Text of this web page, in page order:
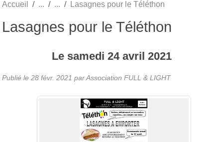
Accueil Lasagnes pour le Téléthon
Lasagnes pour le Téléthon
Le samedi 24 avril 2021
Publié le 28 févr. 2021 par Association FULL & LIGHT